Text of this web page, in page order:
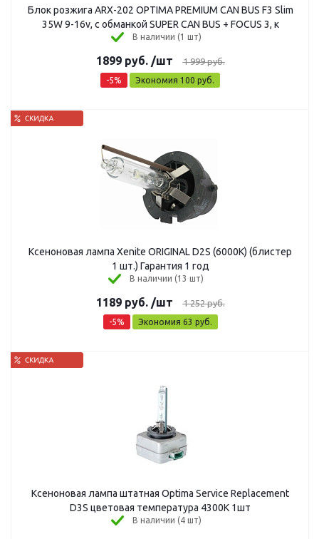
Блок розжига ARX-202 OPTIMA PREMIUM CAN BUS F3 Slim
35W 9-16v, с обманкой SUPER CAN BUS + FOCUS 3, к
В наличии (1 шт)
1899руб. /шт 1 999руб.
-5% Экономия 100 руб.
Ксеноновая лампа Xenite ORIGINAL D2S (6000K) (блистер
1 шт.) Гарантия 1 год
В наличии (13 шт)
1189руб. /шт 1 252руб.
-5% Экономия 63 руб.
Ксеноновая лампа штатная Optima Service Replacement
D3S цветовая температура 4300К 1шт
В наличии (4 шт)